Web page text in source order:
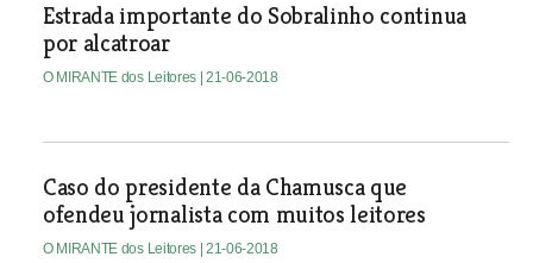
Estrada importante do Sobralinho continua
por alcatroar
O MIRANTE dos Leitores | 21-06-2018
Caso do presidente da Chamusca que
ofendeu jornalista com muitos leitores
O MIRANTE dos Leitores | 21-06-2018